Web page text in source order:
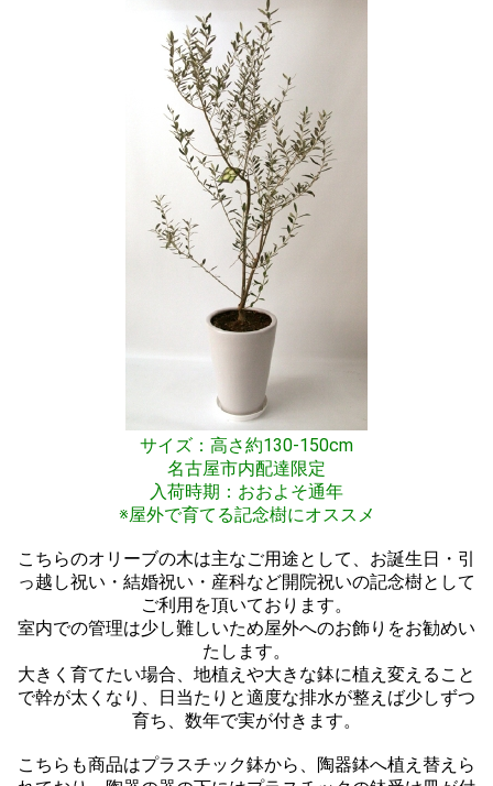
サイズ：高さ約130-150cm
名古屋市内配達限定
入荷時期：おおよそ通年
※屋外で育てる記念樹にオススメ
こちらのオリーブの木は主なご用途として、お誕生日・引
っ越し祝い・結婚祝い・産科など開院祝いの記念樹として
ご利用を頂いております。
室内での管理は少し難しいため屋外へのお飾りをお勧めい
たします。
大きく育てたい場合、地植えや大きな鉢に植え変えること
で幹が太くなり、日当たりと適度な排水が整えば少しずつ
育ち、数年で実が付きます。
こちらも商品はプラスチック鉢から、陶器鉢へ植え替えら